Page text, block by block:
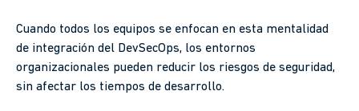
Cuando todos los equipos se enfocan en esta mentalidad
de integración del DevSecOps, los entornos
organizacionales pueden reducir los riesgos de seguridad,
sin afectar los tiempos de desarrollo.